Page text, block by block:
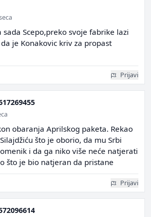
sada Scepo,preko svoje fabrike lazi
je Konakovic kriv za propast
Prijavi
obaranja Aprilskog paketa. Rekao
što je oborio, da mu Srbi
i da ga niko više neće natjerati
što je bio natjeran da pristane
Prijavi